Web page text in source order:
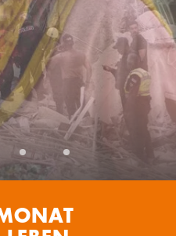
Menschen in Not